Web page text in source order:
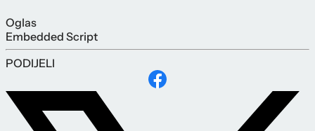
Oglas
Embedded Script
PODIJELI